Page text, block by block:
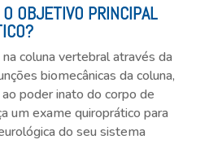
OBJETIVO PRINCIPAL
coluna vertebral através da
biomecânicas da coluna,
poder inato do corpo de
um exame quiroprático para
do seu sistema